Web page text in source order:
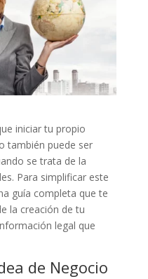
iniciar tu propio
también puede ser
se trata de la
Para simplificar este
guía completa que te
la creación de tu
legal que
de Negocio